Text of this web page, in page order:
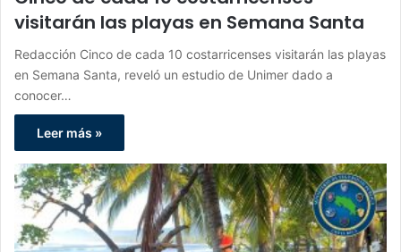
visitarán las playas en Semana Santa
Redacción Cinco de cada 10 costarricenses visitarán las playas
en Semana Santa, reveló un estudio de Unimer dado a
conocer…
Leer más »